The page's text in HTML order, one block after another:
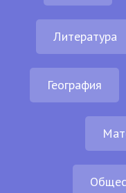
Литература
География